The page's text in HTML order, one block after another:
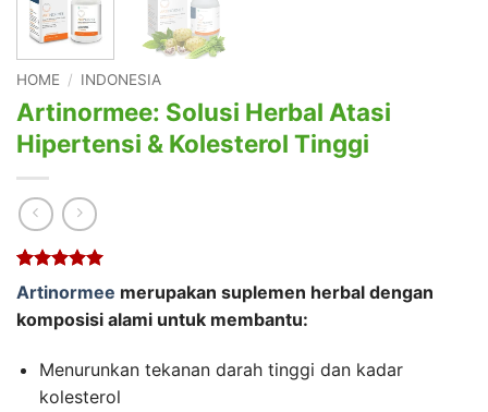
HOME / INDONESIA
Artinormee: Solusi Herbal Atasi
Hipertensi & Kolesterol Tinggi
Rated
out of 5
based on
1
customer
Artinormee merupakan suplemen herbal dengan
komposisi alami untuk membantu:
Menurunkan tekanan darah tinggi dan kadar
kolesterol